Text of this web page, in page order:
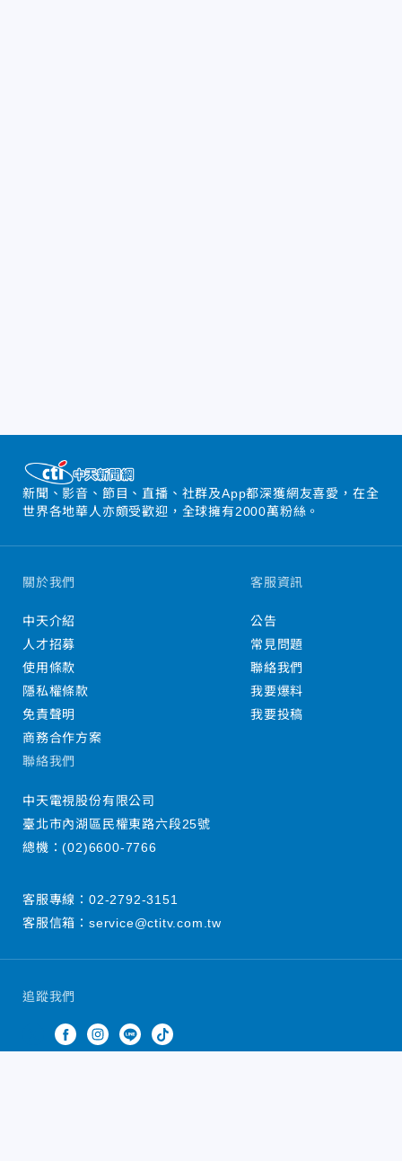
新聞、影音、節目、直播、社群及App都深獲網友喜愛，在全
世界各地華人亦頗受歡迎，全球擁有2000萬粉絲。
追蹤我們
關於我們
中天介紹
人才招募
使用條款
隱私權條款
免責聲明
商務合作方案
客服資訊
公告
常見問題
聯絡我們
我要爆料
我要投稿
聯絡我們
中天電視股份有限公司
臺北市內湖區民權東路六段25號
總機：(02)6600-7766
客服專線： 02-2792-3151
客服信箱： service@ctitv.com.tw